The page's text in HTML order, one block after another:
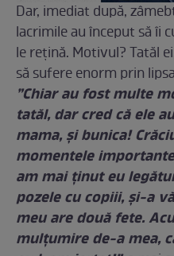
Dar, imediat după,
lacrimile au început să îi
le rețină. Motivul? Tatăl
să sufere enorm prin
”Chiar au fost multe
tatăl, dar cred că ele
mama, şi bunica!
momentele
am mai ţinut eu
pozele cu copiii, şi-a
meu are două fete.
mulţumire de-a mea,